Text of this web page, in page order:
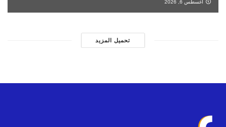
أغسطس 6, 2026
تحميل المزيد